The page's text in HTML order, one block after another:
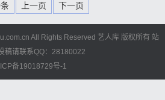
上一页 下一页
All Rights Reserved 艺人库 版权所有 站
稿请联系QQ：28180022
备19018729号-1